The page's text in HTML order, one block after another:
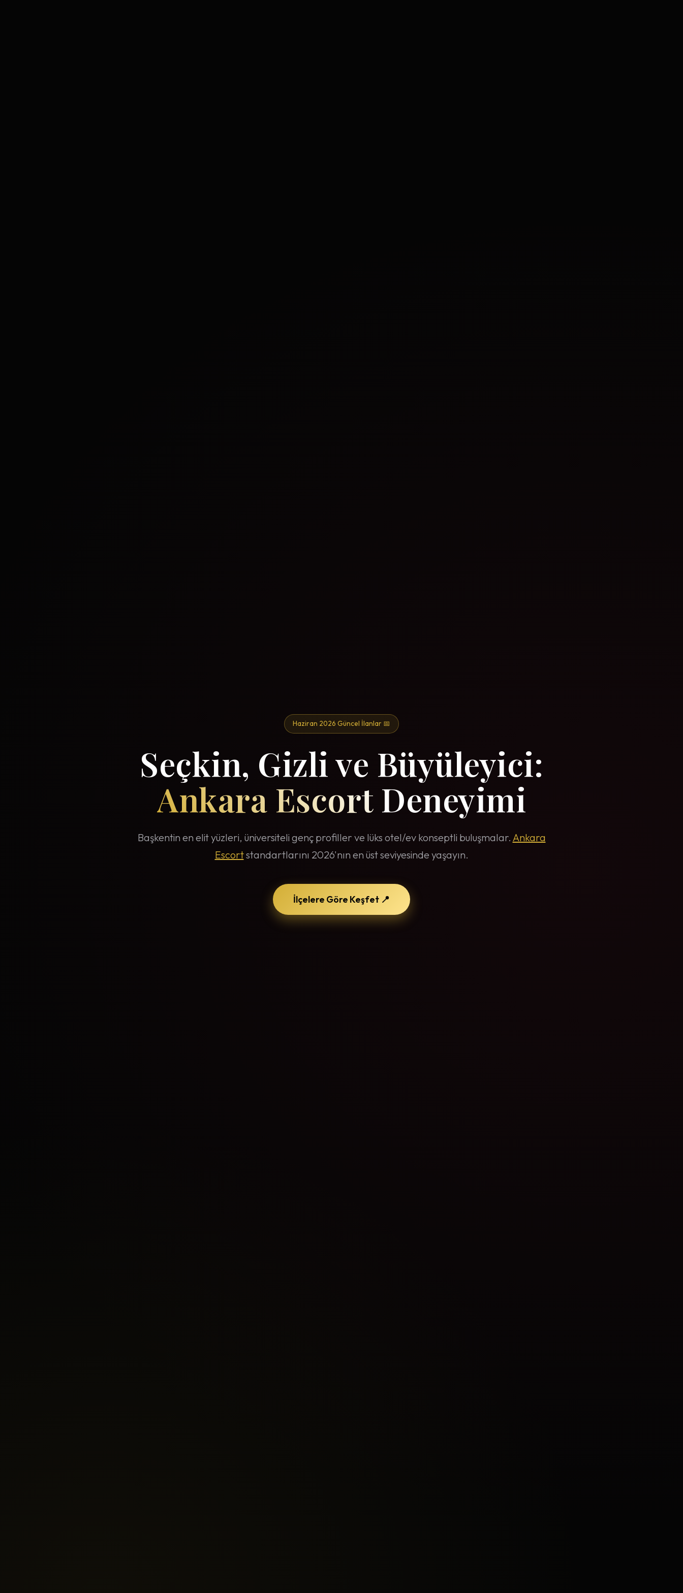
Haziran 2026 Güncel İlanlar 📅
Seçkin, Gizli ve Büyüleyici:
Ankara EscortDeneyimi
Başkentin en elit yüzleri, üniversiteli genç profiller ve lüks otel/ev konseptli buluşmalar. Ankara
Escortstandartlarını 2026'nın en üst seviyesinde yaşayın.
İlçelere Göre Keşfet 📍